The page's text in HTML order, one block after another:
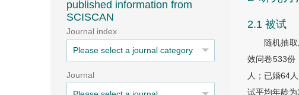
published information from
SCISCAN
Journal index
Journal
2.1 被试
随机抽
效问卷533份
人；已婚64
试平均年龄为